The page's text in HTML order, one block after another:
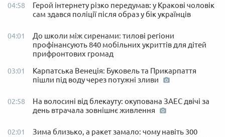
04:58
Герой інтернету різко передумав: у Кракові чоловік
сам здався поліції після образ у бік українців
04:01
До школи між сиренами: тилові регіони
профінансують 840 мобільних укриттів для дітей
прифронтових громад
03:01
Карпатська Венеція: Буковель та Прикарпаття
пішли під воду через потужні зливи
02:58
На волосині від блекауту: окупована ЗАЕС двічі за
день втрачала зовнішнє живлення
02:01
Зима близько, а ракет замало: чому навіть 300